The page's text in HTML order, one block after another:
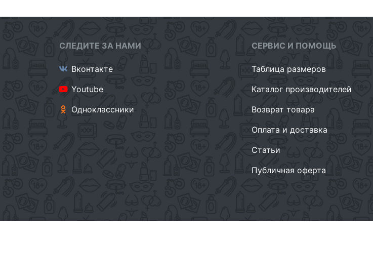
СЛЕДИТЕ ЗА НАМИ
Вконтакте
Youtube
Одноклассники
СЕРВИС И ПОМОЩЬ
Таблица размеров
Каталог производителей
Возврат товара
Оплата и доставка
Статьи
Публичная оферта